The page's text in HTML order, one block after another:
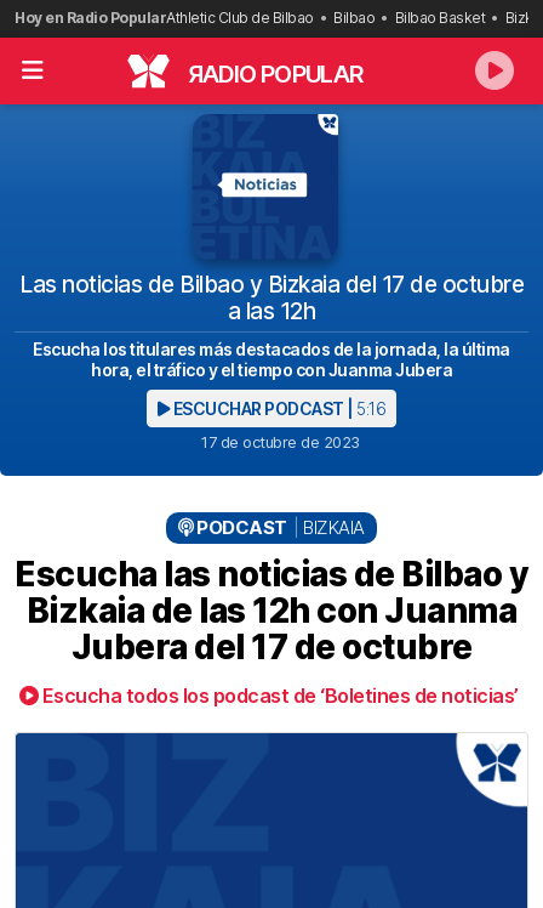
Saltar
al
contenido
Hoy en Radio PopularAthletic Club de Bilbao Bilbao Bilbao Basket
RADIO POPULAR
Las noticias de Bilbao y Bizkaia del 17 de octubre
a las 12h
Escucha los titulares más destacados de la jornada, la última
hora, el tráfico y el tiempo con Juanma Jubera
ESCUCHAR PODCAST | 5:16
17 de octubre de 2023
PODCAST BIZKAIA
Escucha las noticias de Bilbao y
Bizkaia de las 12h con Juanma
Jubera del 17 de octubre
Escucha todos los podcast de ‘Boletines de noticias’